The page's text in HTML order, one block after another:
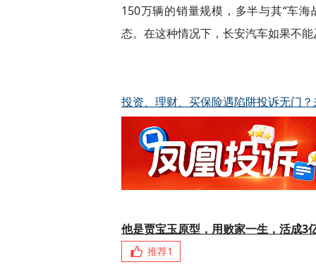
150万辆的销量规模，多半与其“车
态。在这种情况下，长安汽车如果不
投资、理财、买保险遇陷阱投诉无门
他是贾宝玉原型，用败家一生，活成3
推荐1